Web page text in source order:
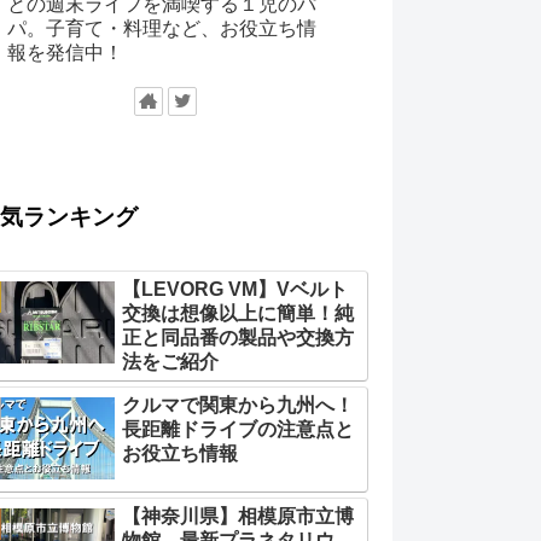
との週末ライフを満喫する１児のパ
パ。子育て・料理など、お役立ち情
報を発信中！
ランキング
【LEVORG VM】Vベルト
交換は想像以上に簡単！純
正と同品番の製品や交換方
法をご紹介
クルマで関東から九州へ！
長距離ドライブの注意点と
お役立ち情報
【神奈川県】相模原市立博